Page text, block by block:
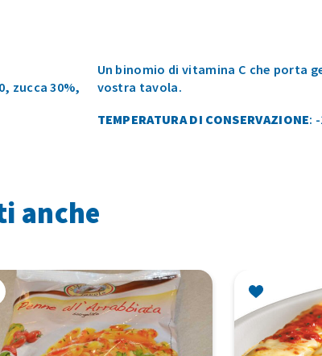
zucca 30%,
Un binomio di vitamina C che porta
vostra tavola.
TEMPERATURA DI CONSERVAZIONE:
anche